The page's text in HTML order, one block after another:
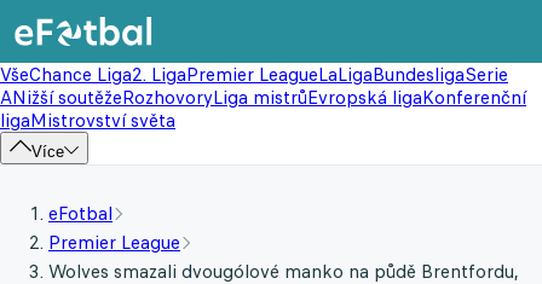
VšeChance Liga2. LigaPremier LeagueLaLigaBundesligaSerie
ANižší soutěžeRozhovoryLiga mistrůEvropská ligaKonferenční
ligaMistrovství světa
Více
eFotbal
Premier League
Wolves smazali dvougólové manko na půdě Brentfordu,